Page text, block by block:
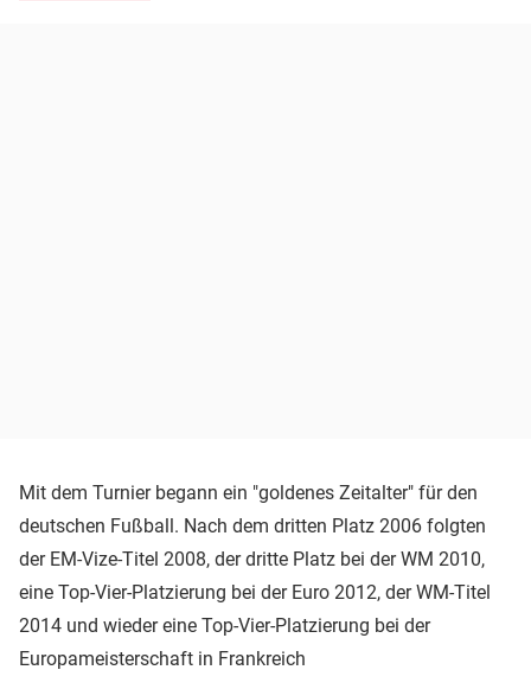
Mit dem Turnier begann ein "goldenes Zeitalter" für den
deutschen Fußball. Nach dem dritten Platz 2006 folgten
der EM-Vize-Titel 2008, der dritte Platz bei der WM 2010,
eine Top-Vier-Platzierung bei der Euro 2012, der WM-Titel
2014 und wieder eine Top-Vier-Platzierung bei der
Europameisterschaft in Frankreich